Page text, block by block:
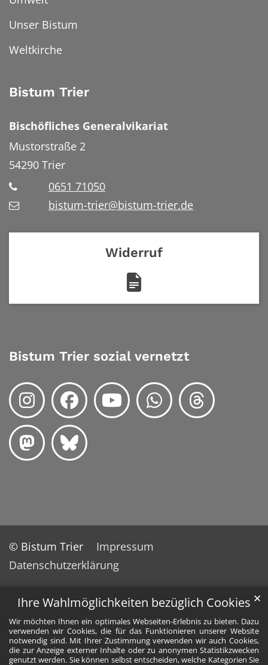
Ihre Wahlmöglichkeiten bezüglich Cookies
Wir möchten Ihnen ein optimales Webseiten-Erlebnis zu bieten. Dazu
verwenden wir Cookies, die für das Funktionieren unserer Website
notwendig sind. Mit Ihrer Zustimmung verwenden wir auch Cookies,
die zur Anzeige externer Inhalte oder zu anonymen Statistikzwecken
genutzt werden. Sie können selbst entscheiden, welche Kategorien Sie
✕
Unser Bistum
Weltkirche
Bistum Trier
Bischöfliches Generalvikariat
Mustorstraße 2
54290 Trier
0651 71050
bistum-trier@bistum-trier.de
Widerruf
Bistum Trier sozial vernetzt
© Bistum Trier
Impressum
Datenschutzerklärung